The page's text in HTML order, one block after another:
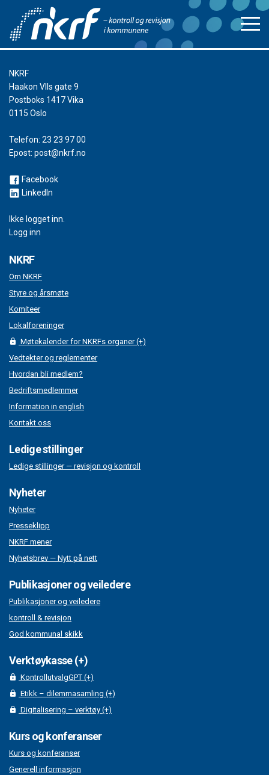
NKRF
Haakon VIIs gate 9
Postboks 1417 Vika
0115 Oslo
Telefon: 23 23 97 00
Epost: post@nkrf.no
Facebook
LinkedIn
Ikke logget inn.
Logg inn
NKRF
Om NKRF
Styre og årsmøte
Komiteer
Lokalforeninger
Møtekalender for NKRFs organer (+)
Vedtekter og reglementer
Hvordan bli medlem?
Bedriftsmedlemmer
Information in english
Kontakt oss
Ledige stillinger
Ledige stillinger — revisjon og kontroll
Nyheter
Nyheter
Presseklipp
NKRF mener
Nyhetsbrev — Nytt på nett
Publikasjoner og veiledere
Publikasjoner og veiledere
kontroll & revisjon
God kommunal skikk
Verktøykasse (+)
KontrollutvalgGPT (+)
Etikk – dilemmasamling (+)
Digitalisering – verktøy (+)
Kurs og konferanser
Kurs og konferanser
Generell informasjon